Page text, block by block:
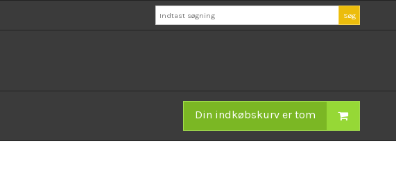
Søg
Din indkøbskurv er tom